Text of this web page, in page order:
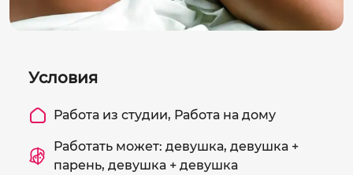
Условия
Работа из студии, Работа на дому
Работать может: девушка, девушка +
парень, девушка + девушка